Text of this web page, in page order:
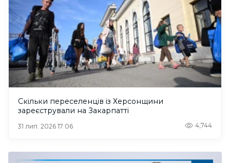
Скільки переселенців із Херсонщини
зареєстрували на Закарпатті
31 лип. 2026 17:06 4,744